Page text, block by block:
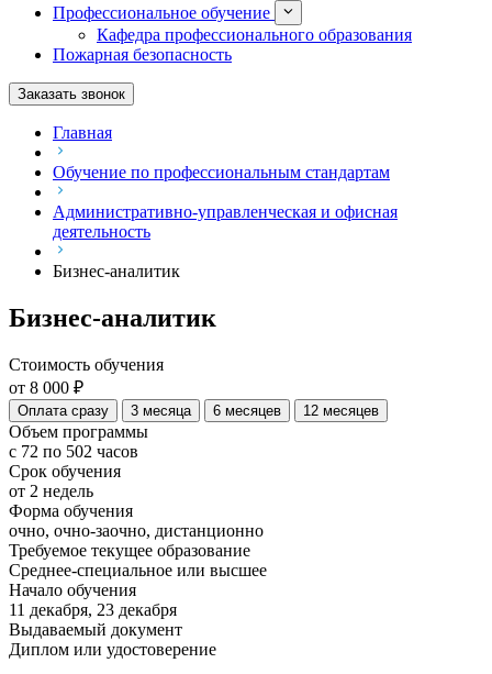
Профессиональное обучение
Кафедра профессионального образования
Пожарная безопасность
Заказать звонок
Главная
Обучение по профессиональным стандартам
Административно-управленческая и офисная
деятельность
Бизнес-аналитик
Бизнес-аналитик
Стоимость обучения
от 8 000 ₽
Оплата сразу 3 месяца 6 месяцев 12 месяцев
Объем программы
с 72 по 502 часов
Срок обучения
от 2 недель
Форма обучения
очно, очно-заочно, дистанционно
Требуемое текущее образование
Среднее-специальное или высшее
Начало обучения
11 декабря, 23 декабря
Выдаваемый документ
Диплом или удостоверение